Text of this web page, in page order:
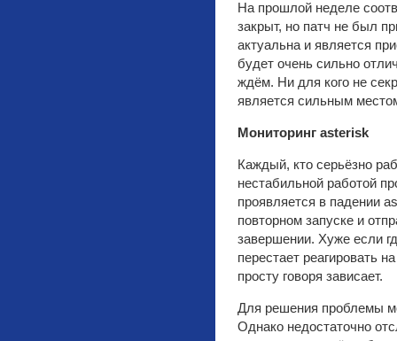
На прошлой неделе
закрыт, но патч не был
актуальна и является
будет очень сильно
ждём. Ни для кого не
является сильным
Мониторинг asterisk
Каждый, кто серьёзно
нестабильной работой
проявляется в падении
повторном запуске и
завершении. Хуже если
перестает реагировать
просту говоря зависает.
Для решения проблемы
Однако недостаточно